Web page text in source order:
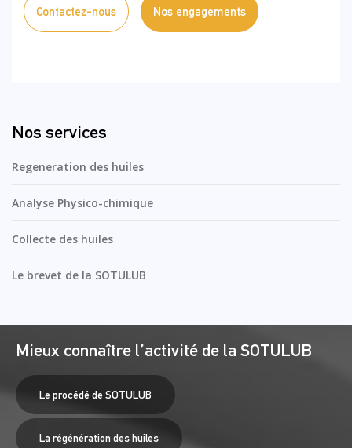
Contactez-nous Nos engagements
Nos services
Regeneration des huiles
Analyse Physico-chimique
Collecte des huiles
Le brevet de la SOTULUB
Mieux connaître l’activité de la SOTULUB
Le procédé de SOTULUB
La régénération des huiles